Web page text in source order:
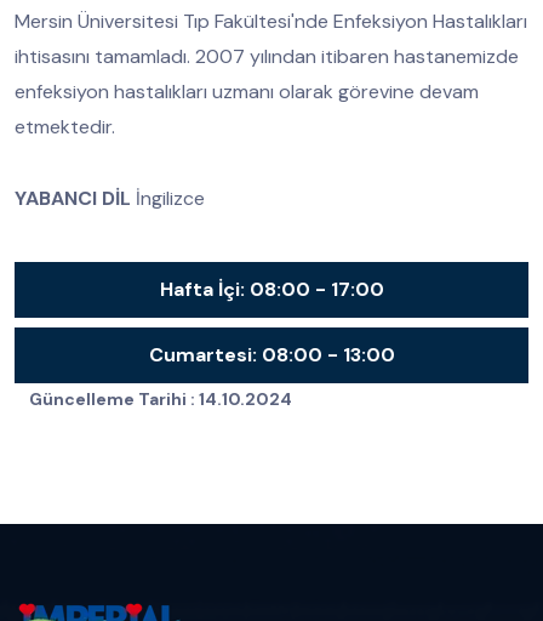
Mersin Üniversitesi Tıp Fakültesi'nde Enfeksiyon Hastalıkları
ihtisasını tamamladı. 2007 yılından itibaren hastanemizde
enfeksiyon hastalıkları uzmanı olarak görevine devam
etmektedir.
YABANCI DİL İngilizce
Hafta İçi: 08:00 - 17:00
Cumartesi: 08:00 - 13:00
Güncelleme Tarihi : 14.10.2024